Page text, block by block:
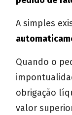
A simples
Quando o
obrigação
valor